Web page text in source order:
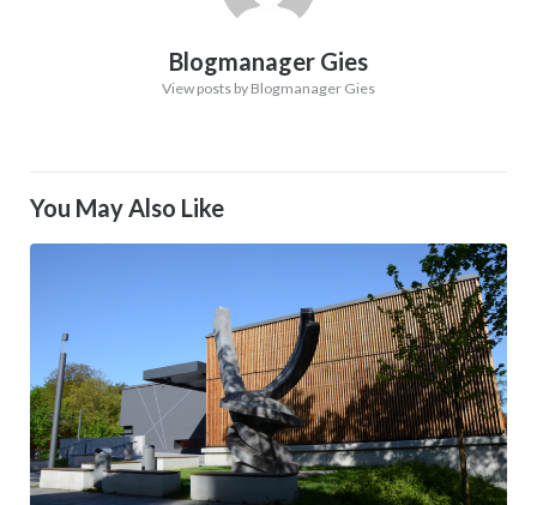
Blogmanager Gies
View posts by Blogmanager Gies
You May Also Like